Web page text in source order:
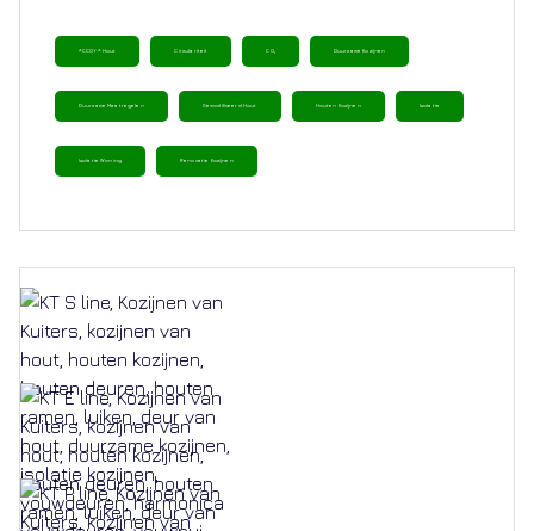
ACCOYA Hout Circulariteit CO₂ Duurzame Kozijnen
Duurzame Maatregelen Gemodificeerd Hout Houten Kozijnen Isolatie
Isolatie Woning Renovatie Kozijnen